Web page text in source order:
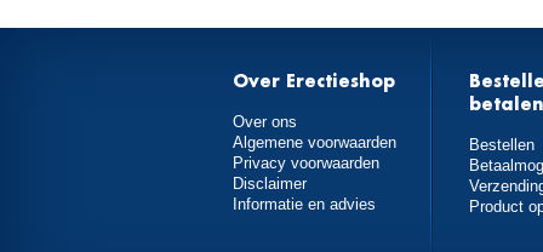
Over Erectieshop
Over ons
Algemene voorwaarden
Privacy voorwaarden
Disclaimer
Informatie en advies
betalen
Bestellen
Product